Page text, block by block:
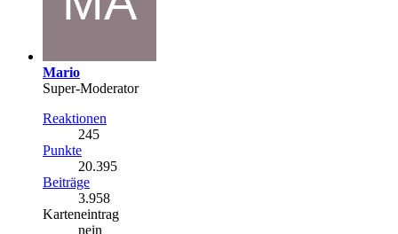
Mario
Super-Moderator
Reaktionen
245
Punkte
20.395
Beiträge
3.958
Karteneintrag
nein